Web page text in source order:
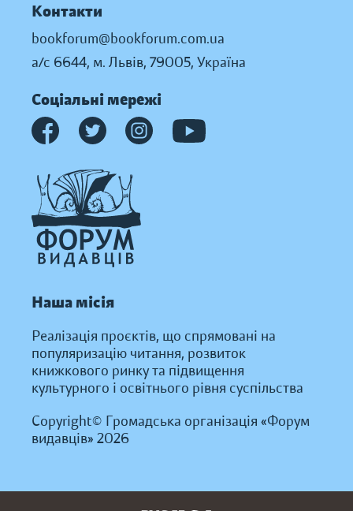
Контакти
bookforum@bookforum.com.ua
а/с 6644, м. Львів, 79005, Україна
Соціальні мережі
Наша місія
Реалізація проєктів, що спрямовані на
популяризацію читання, розвиток
книжкового ринку та підвищення
культурного і освітнього рівня суспільства
Copyright© Громадська організація «Форум
видавців» 2026